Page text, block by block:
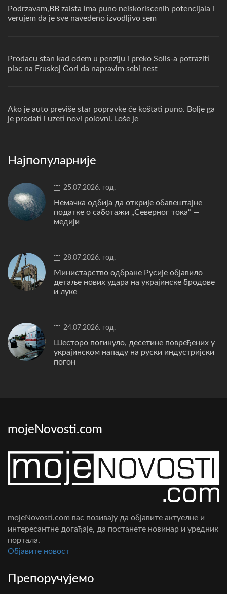
Podrzavam,BB zaista ima puno neiskoriscenih potencijala i
verujem da je sve navedeno izvodljivo sem
Prodacu stan kad odem u penziju i preko Solis-a potraziti
plac na Fruskoj Gori da napravim sebi nest
Ako je auto previše star popravke će koštati puno. Bolje ga
je prodati i uzeti novi polovni. Loše je
Најпопуларније
25.07.2026. год.
Немачка одбија да открије обавештајне
податке о саботажи „Северног тока“ —
медији
28.07.2026. год.
Министарство одбране Русије објавило
детаље нових удара на украјинске бродове
и луке
24.07.2026. год.
Шесторо погинуло, десетине повређених у
украјинском нападу на руски индустријски
погон
mojeNovosti.com
mojeNovosti.com вас позивају да објавите актуелне и
интересантне догађаје, да постанете новинар и уредник
портала.
Oбјавите новост
Препоручујемо